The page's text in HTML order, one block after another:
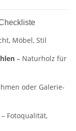
Möbel, Stil
– Naturholz für
oder Galerie-
– Fotoqualität,